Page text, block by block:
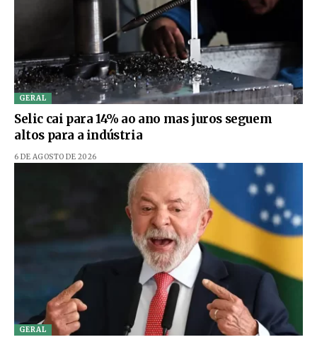
GERAL
Selic cai para 14% ao ano mas juros seguem
altos para a indústria
6 DE AGOSTO DE 2026
GERAL